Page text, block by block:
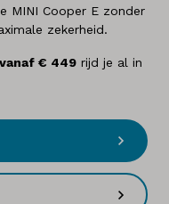
MINI Cooper E zonder
zekerheid.
€ 449 rijd je al in